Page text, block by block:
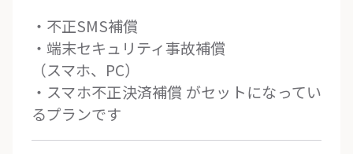
・不正SMS補償
・端末セキュリティ事故補償
（スマホ、PC）
・スマホ不正決済補償 がセットになってい
るプランです